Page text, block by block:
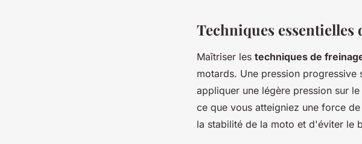
Techniques essentielles
Maîtriser les techniques de
motards. Une pression progressive
appliquer une légère pression sur
ce que vous atteigniez une force
la stabilité de la moto et d'éviter le